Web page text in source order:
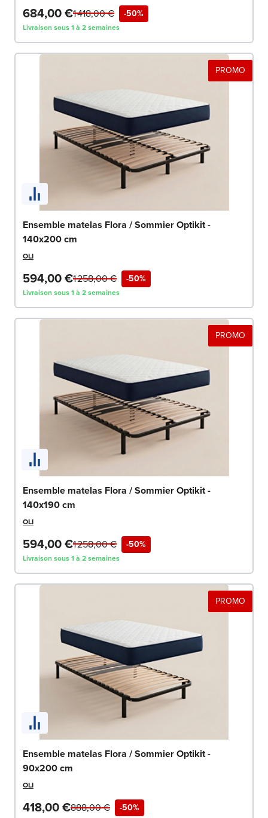
684,00 € -50%
1 418,00 €
Livraison sous 1 à 2 semaines
PROMO
Ensemble matelas Flora / Sommier Optikit -
140x200 cm
OLI
594,00 € -50%
1 258,00 €
Livraison sous 1 à 2 semaines
PROMO
Ensemble matelas Flora / Sommier Optikit -
140x190 cm
OLI
594,00 € -50%
1 258,00 €
Livraison sous 1 à 2 semaines
PROMO
Ensemble matelas Flora / Sommier Optikit -
90x200 cm
OLI
418,00 € -50%
888,00 €